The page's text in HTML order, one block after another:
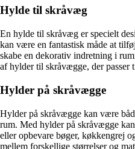
Hylde til skråvæg
En hylde til skråvæg er specielt
kan være en fantastisk måde at
skabe en dekorativ indretning i
af hylder til skråvægge, der passer
Hylder på skråvægge
Hylder på skråvægge kan være
rum. Med hylder på skråvægge
eller opbevare bøger, køkkengrej
mellem forskellige størrelser og